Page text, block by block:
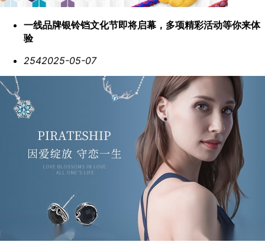
一线品牌银铃铛文化节即将启幕，多项精彩活动等你来体
验
2542025-05-07